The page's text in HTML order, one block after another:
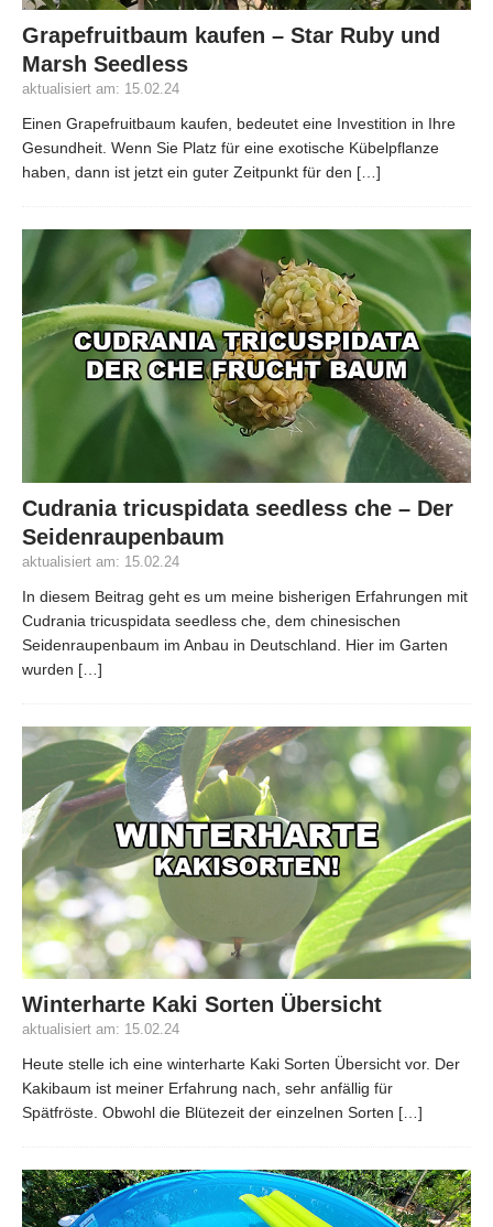
Grapefruitbaum kaufen – Star Ruby und
Marsh Seedless
aktualisiert am: 15.02.24
Einen Grapefruitbaum kaufen, bedeutet eine Investition in Ihre
Gesundheit. Wenn Sie Platz für eine exotische Kübelpflanze
haben, dann ist jetzt ein guter Zeitpunkt für den […]
Cudrania tricuspidata seedless che – Der
Seidenraupenbaum
aktualisiert am: 15.02.24
In diesem Beitrag geht es um meine bisherigen Erfahrungen mit
Cudrania tricuspidata seedless che, dem chinesischen
Seidenraupenbaum im Anbau in Deutschland. Hier im Garten
wurden […]
Winterharte Kaki Sorten Übersicht
aktualisiert am: 15.02.24
Heute stelle ich eine winterharte Kaki Sorten Übersicht vor. Der
Kakibaum ist meiner Erfahrung nach, sehr anfällig für
Spätfröste. Obwohl die Blütezeit der einzelnen Sorten […]